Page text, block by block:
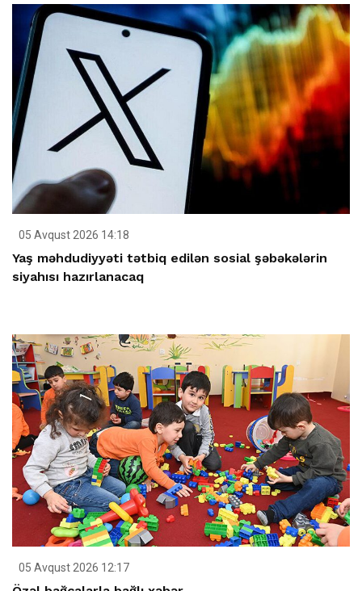
05 Avqust 2026 14:18
Yaş məhdudiyyəti tətbiq edilən sosial şəbəkələrin
siyahısı hazırlanacaq
05 Avqust 2026 12:17